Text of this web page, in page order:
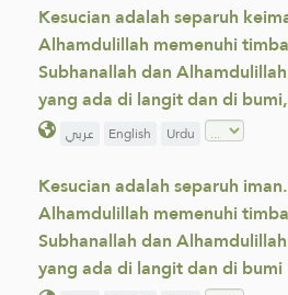
Kesucian adalah separuh
Alhamdulillah memenuhi
Subhanallah dan
yang ada di langit dan di bumi,
عربي English Urdu
Kesucian adalah separuh
Alhamdulillah memenuhi
Subhanallah dan
yang ada di langit dan di bumi